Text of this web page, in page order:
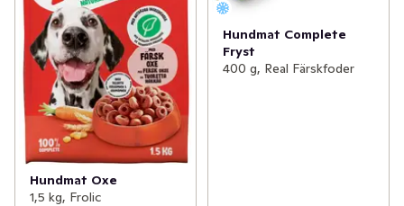
Hundmat Oxe
1,5 kg, Frolic
Hundmat Complete
Fryst
400 g, Real Färskfoder